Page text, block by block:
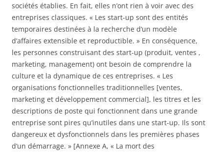
sociétés établies. En fait, elles n’ont rien à voir avec des
entreprises classiques. « Les start-up sont des entités
temporaires destinées à la recherche d’un modèle
d’affaires extensible et reproductible. » En conséquence,
les personnes construisant des start-up (produit, ventes ,
marketing, management) ont besoin de comprendre la
culture et la dynamique de ces entreprises. « Les
organisations fonctionnelles traditionnelles [ventes,
marketing et développement commercial], les titres et les
descriptions de poste qui fonctionnent dans une grande
entreprise sont pires qu’inutiles dans une start-up. Ils sont
dangereux et dysfonctionnels dans les premières phases
d’un démarrage. » [Annexe A, « La mort des